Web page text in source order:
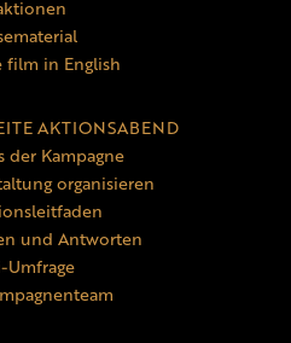
in English
AKTIONSABEND
der Kampagne
organisieren
und Antworten
Umfrage